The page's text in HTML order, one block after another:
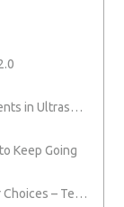
Computer-on-Modules Boost Improvements in Ultrasound Technology
Keep Going
Technical Article: Ideal Small Form Factor Choices – Technical & Strategic Insights